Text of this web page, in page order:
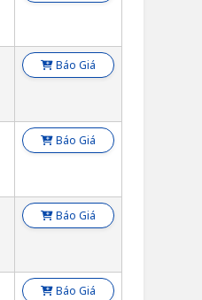
Báo Giá
Báo Giá
Báo Giá
Báo Giá